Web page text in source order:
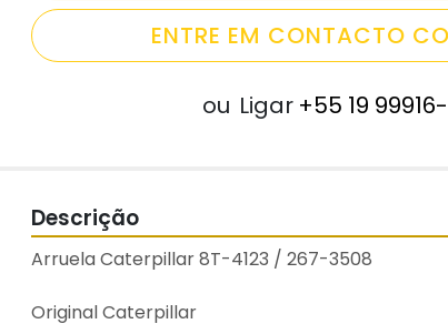
ENTRE EM CONTACTO
ou Ligar +55 19
Descrição
Arruela Caterpillar 8T-4123 / 267-3508
Original Caterpillar